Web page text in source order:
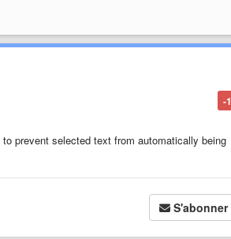
-1
prevent selected text from automatically being
S'abonner